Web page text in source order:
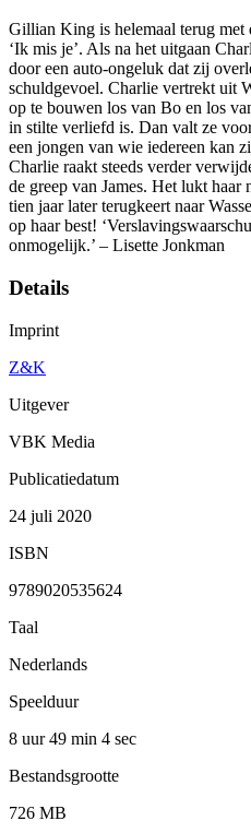
Gillian King is helemaal terug met
‘Ik mis je’. Als na het uitgaan
door een auto-ongeluk dat zij
schuldgevoel. Charlie vertrekt uit
op te bouwen los van Bo en los
in stilte verliefd is. Dan valt ze
een jongen van wie iedereen kan
Charlie raakt steeds verder
de greep van James. Het lukt
tien jaar later terugkeert naar
op haar best!
onmogelijk.’ – Lisette Jonkman
Details
Imprint
Z&K
Uitgever
VBK Media
Publicatiedatum
24 juli 2020
ISBN
9789020535624
Taal
Nederlands
Speelduur
8 uur 49 min 4 sec
Bestandsgrootte
726 MB